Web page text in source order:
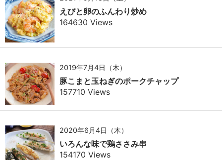
えびと卵のふんわり炒め
164630 Views
2019年7月4日（木）
豚こまと玉ねぎのポークチャップ
157710 Views
2020年6月4日（木）
いろんな味で鶏ささみ串
154170 Views